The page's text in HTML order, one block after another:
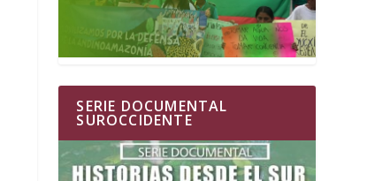
SERIE DOCUMENTAL
SUROCCIDENTE